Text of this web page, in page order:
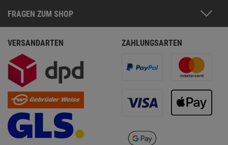
FRAGEN ZUM SHOP
VERSANDARTEN ZAHLUNGSARTEN